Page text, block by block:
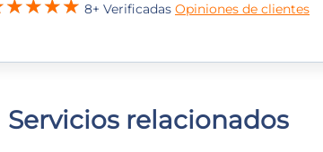
8+ Verificadas Opiniones de clientes
Servicios relacionados